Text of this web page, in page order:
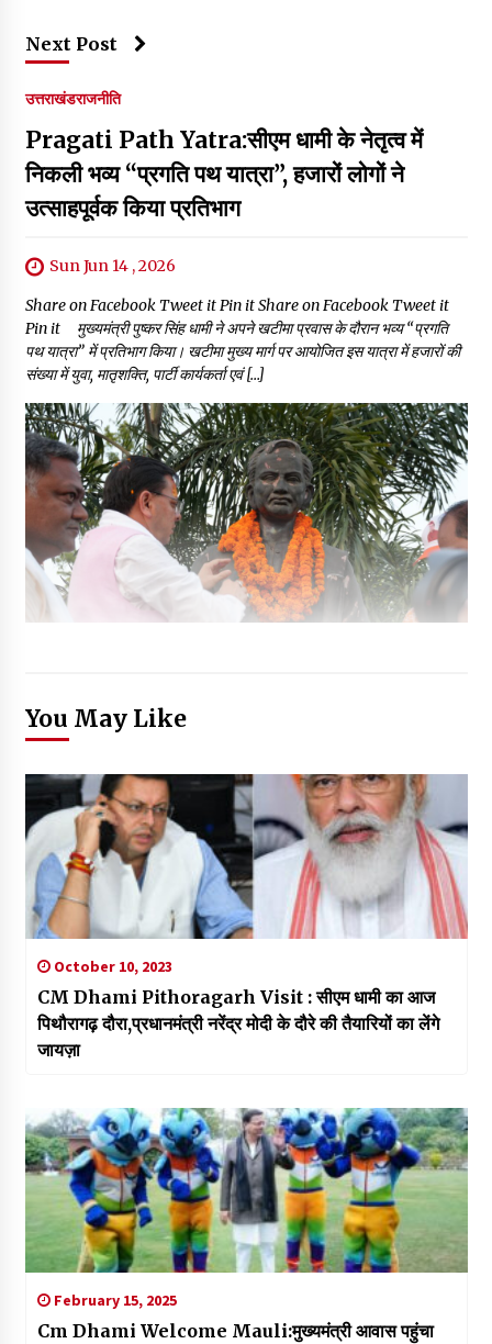
Next Post
उत्तराखंडराजनीति
Pragati Path Yatra:सीएम धामी के नेतृत्व में
निकली भव्य “प्रगति पथ यात्रा”, हजारों लोगों ने
उत्साहपूर्वक किया प्रतिभाग
Sun Jun 14 , 2026
Share on Facebook Tweet it Pin it Share on Facebook Tweet it
Pin it मुख्यमंत्री पुष्कर सिंह धामी ने अपने खटीमा प्रवास के दौरान भव्य “प्रगति
पथ यात्रा” में प्रतिभाग किया। खटीमा मुख्य मार्ग पर आयोजित इस यात्रा में हजारों की
संख्या में युवा, मातृशक्ति, पार्टी कार्यकर्ता एवं […]
You May Like
October 10, 2023
CM Dhami Pithoragarh Visit : सीएम धामी का आज
पिथौरागढ़ दौरा,प्रधानमंत्री नरेंद्र मोदी के दौरे की तैयारियों का लेंगे
जायज़ा
February 15, 2025
Cm Dhami Welcome Mauli:मुख्यमंत्री आवास पहुंचा